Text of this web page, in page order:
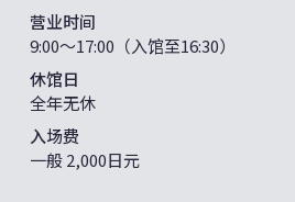
营业时间
9:00〜17:00（入馆至16:30）
休馆日
全年无休
入场费
一般 2,000日元